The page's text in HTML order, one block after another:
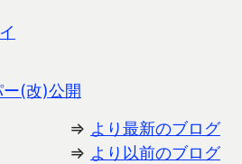
(改)公開
⇒ より最新のブログ
⇒ より以前のブログ